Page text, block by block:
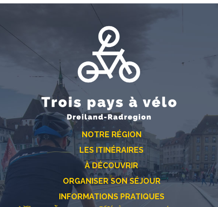
NOTRE RÉGION
LES ITINÉRAIRES
À DÉCOUVRIR
ORGANISER SON SÉJOUR
INFORMATIONS PRATIQUES